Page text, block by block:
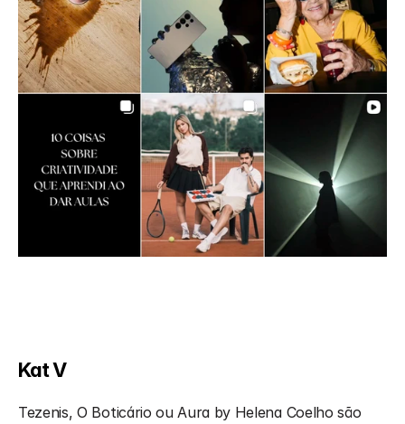
Kat V
Tezenis, O Boticário ou Aura by Helena Coelho são